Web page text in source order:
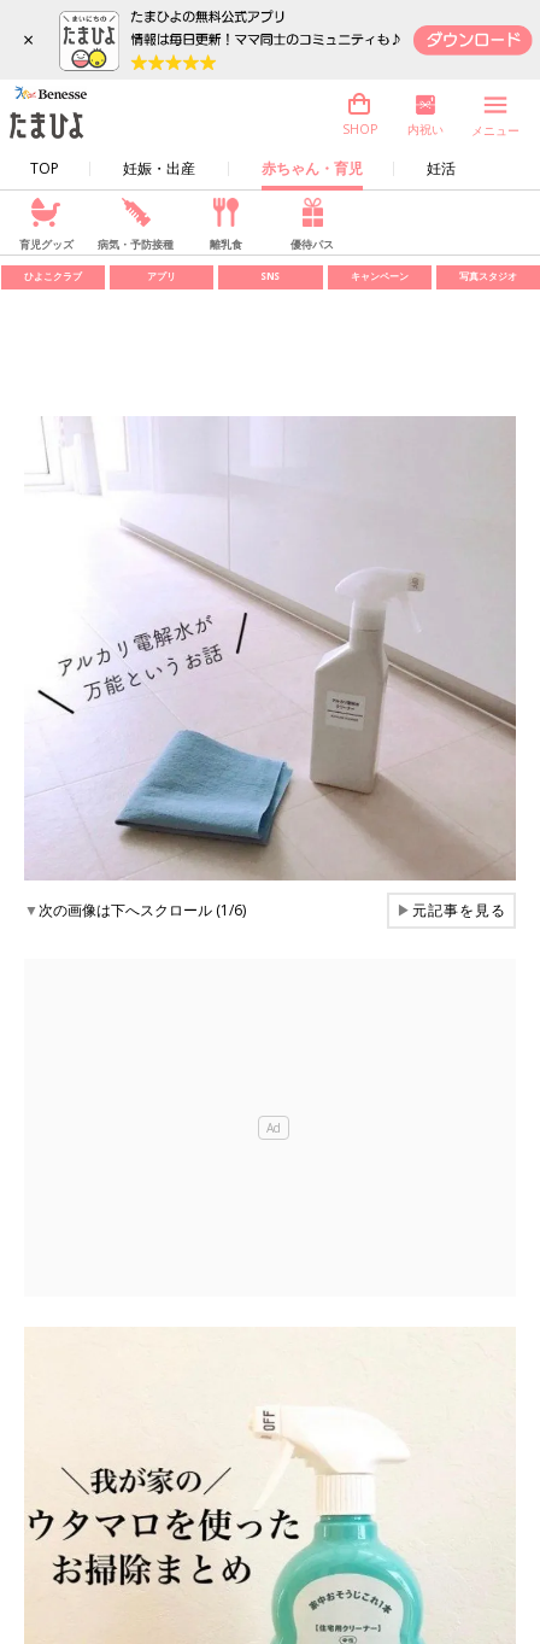
×
TOP 妊娠・出産 赤ちゃん・育児 妊活
SHOP 内祝い メニュー
育児グッズ 病気・予防接種 離乳食 優待パス
ひよこクラブ アプリ SNS キャンペーン 写真スタジオ
▼次の画像は下へスクロール (1/6) ▶元記事を見る